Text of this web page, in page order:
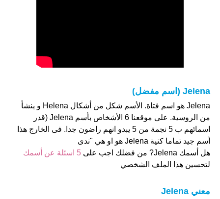
Jelena (اسم مفضل)
Jelena هو اسم فتاة. الأسم شكل من أشكال Helena و ينشأ
من الروسية. على موقعنا 6 الأشخاص بأسم Jelena (قدر
اسمائهم ب 5 نجمة من 5 يبدو انهم راضون جدا. فى الخارج هذا
أسم جيد تماما كنية Jelena هو او هي "ندى
هل أسمك Jelena? من فضلك اجب على
5 اسئلة عن أسمك
لتحسين هذا الملف الشخصي
معني Jelena